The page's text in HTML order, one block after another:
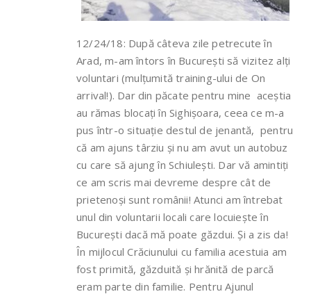
12/24/18: După câteva zile petrecute în
Arad, m-am întors în București să vizitez alți
voluntari (mulțumită training-ului de On
arrival!). Dar din păcate pentru mine aceștia
au rămas blocați în Sighișoara, ceea ce m-a
pus într-o situație destul de jenantă, pentru
că am ajuns târziu și nu am avut un autobuz
cu care să ajung în Schiulești. Dar vă amintiți
ce am scris mai devreme despre cât de
prietenoși sunt românii! Atunci am întrebat
unul din voluntarii locali care locuiește în
București dacă mă poate găzdui. Și a zis da!
În mijlocul Crăciunului cu familia acestuia am
fost primită, găzduită și hrănită de parcă
eram parte din familie. Pentru Ajunul